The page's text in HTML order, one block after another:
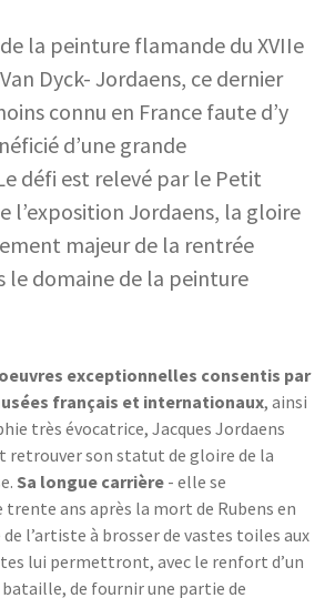
la peinture flamande du XVIIe
Dyck- Jordaens, ce dernier
connu en France faute d’y
d’une grande
défi est relevé par le Petit
l’exposition Jordaens, la gloire
majeur de la rentrée
le domaine de la peinture
exceptionnelles consentis par
français et internationaux, ainsi
très évocatrice, Jacques Jordaens
retrouver son statut de gloire de la
Sa longue carrière - elle se
ans après la mort de Rubens en
l’artiste à brosser de vastes toiles aux
lui permettront, avec le renfort d’un
de fournir une partie de